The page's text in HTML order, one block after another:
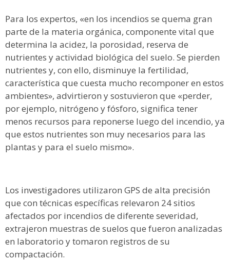
Para los expertos, «en los incendios se quema gran
parte de la materia orgánica, componente vital que
determina la acidez, la porosidad, reserva de
nutrientes y actividad biológica del suelo. Se pierden
nutrientes y, con ello, disminuye la fertilidad,
característica que cuesta mucho recomponer en estos
ambientes», advirtieron y sostuvieron que «perder,
por ejemplo, nitrógeno y fósforo, significa tener
menos recursos para reponerse luego del incendio, ya
que estos nutrientes son muy necesarios para las
plantas y para el suelo mismo».
Los investigadores utilizaron GPS de alta precisión
que con técnicas específicas relevaron 24 sitios
afectados por incendios de diferente severidad,
extrajeron muestras de suelos que fueron analizadas
en laboratorio y tomaron registros de su
compactación.